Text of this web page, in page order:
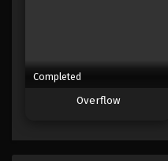
Completed
Overflow